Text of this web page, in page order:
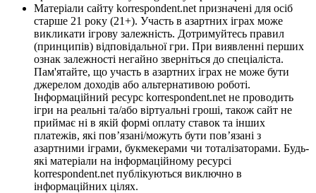
Матеріали сайту korrespondent.net призначені для осіб
старше 21 року (21+). Участь в азартних іграх може
викликати ігрову залежність. Дотримуйтесь правил
(принципів) відповідальної гри. При виявленні перших
ознак залежності негайно зверніться до спеціаліста.
Пам'ятайте, що участь в азартних іграх не може бути
джерелом доходів або альтернативою роботі.
Інформаційний ресурс korrespondent.net не проводить
ігри на реальні та/або віртуальні гроші, також сайт не
приймає ні в якій формі оплату ставок та інших
платежів, які пов’язані/можуть бути пов’язані з
азартними іграми, букмекерами чи тоталізаторами. Будь-
які матеріали на інформаційному ресурсі
korrespondent.net публікуються виключно в
інформаційних цілях.